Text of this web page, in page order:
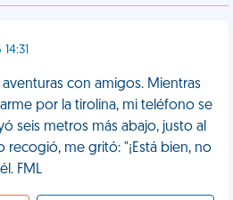
con amigos. Mientras
por la tirolina, mi teléfono se
seis metros más abajo, justo al
recogió, me gritó: "¡Está bien, no
FML